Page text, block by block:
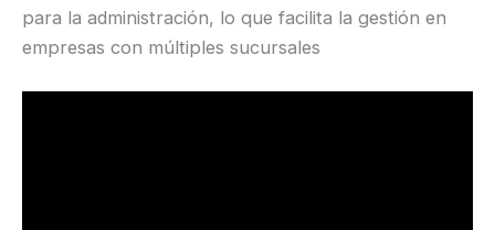
para la administración, lo que facilita la gestión en
empresas con múltiples sucursales